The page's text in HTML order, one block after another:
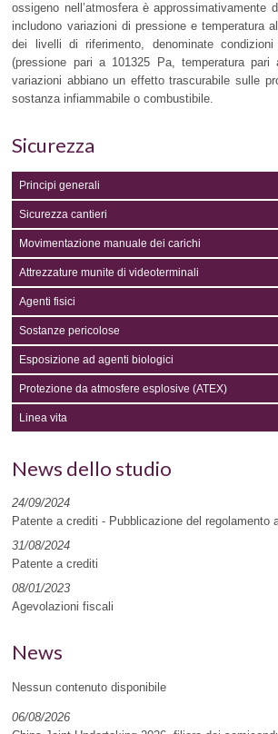
ossigeno nell’atmosfera è approssimativamente
includono variazioni di pressione e temperatura
dei livelli di riferimento, denominate condizioni
(pressione pari a 101325 Pa, temperatura
variazioni abbiano un effetto trascurabile sulle
sostanza infiammabile o combustibile.
Sicurezza
Principi generali
Sicurezza cantieri
Movimentazione manuale dei carichi
Attrezzature munite di videoterminali
Agenti fisici
Sostanze pericolose
Esposizione ad agenti biologici
Protezione da atmosfere esplosive (ATEX)
Linea vita
News dello studio
24/09/2024
Patente a crediti - Pubblicazione del regolamento
31/08/2024
Patente a crediti
08/01/2023
Agevolazioni fiscali
News
Nessun contenuto disponibile
06/08/2026